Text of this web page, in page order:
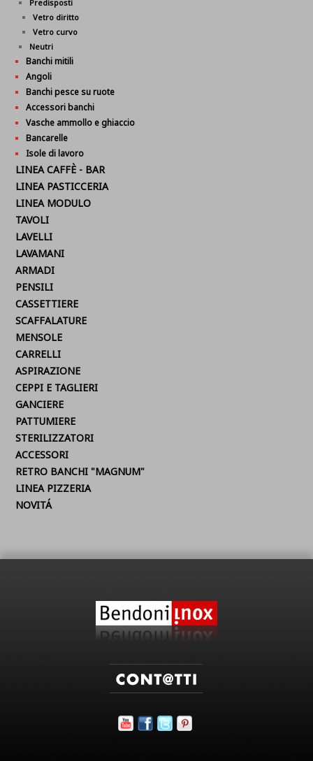
Predisposti
Vetro diritto
Vetro curvo
Neutri
Banchi mitili
Angoli
Banchi pesce su ruote
Accessori banchi
Vasche ammollo e ghiaccio
Bancarelle
Isole di lavoro
LINEA CAFFÈ - BAR
LINEA PASTICCERIA
LINEA MODULO
TAVOLI
LAVELLI
LAVAMANI
ARMADI
PENSILI
CASSETTIERE
SCAFFALATURE
MENSOLE
CARRELLI
ASPIRAZIONE
CEPPI E TAGLIERI
GANCIERE
PATTUMIERE
STERILIZZATORI
ACCESSORI
RETRO BANCHI "MAGNUM"
LINEA PIZZERIA
NOVITÁ